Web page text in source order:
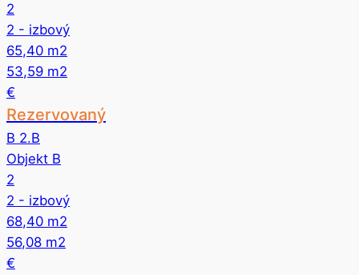
2
2 - izbový
65,40 m2
53,59 m2
€
Rezervovaný
B 2.B
Objekt B
2
2 - izbový
68,40 m2
56,08 m2
€